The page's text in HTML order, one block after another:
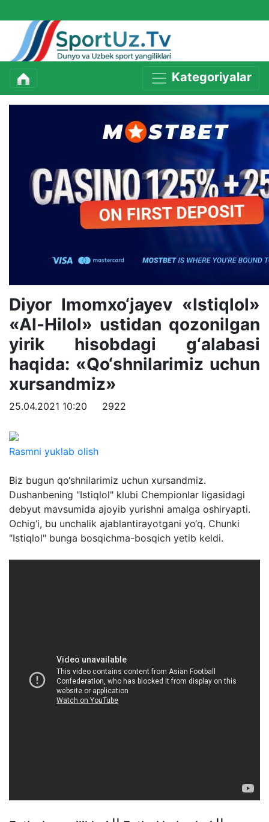
Kategoriyalar
Diyor Imomxo‘jayev «Istiqlol»
«Al-Hilol» ustidan qozonilgan
yirik hisobdagi g‘alabasi
haqida: «Qo‘shnilarimiz uchun
xursandmiz»
25.04.2021 10:20 2922
Rasmni yuklab olish
Biz bugun qo‘shnilarimiz uchun xursandmiz.
Dushanbening "Istiqlol" klubi Chempionlar ligasidagi
debyut mavsumida ajoyib yurishni amalga oshiryapti.
Ochig‘i, bu unchalik ajablantirayotgani yo‘q. Chunki
"Istiqlol" bunga bosqichma-bosqich yetib keldi.